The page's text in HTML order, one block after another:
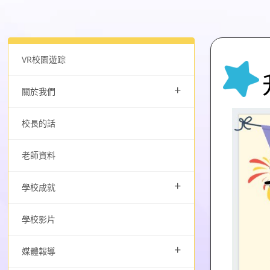
VR校園遊踪
關於我們 +
校長的話
老師資料
學校成就 +
學校影片
媒體報導 +